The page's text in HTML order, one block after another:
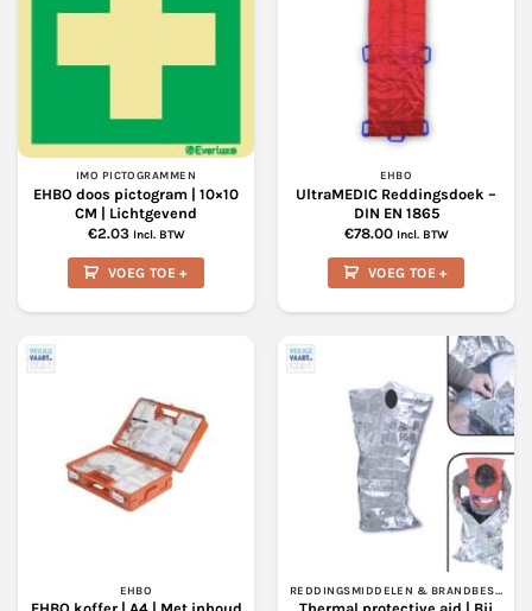
IMO PICTOGRAMMEN
EHBO doos pictogram | 10×10
CM | Lichtgevend
€2.03 Incl. BTW
VOEG TOE +
EHBO
UltraMEDIC Reddingsdoek –
DIN EN 1865
€78.00 Incl. BTW
VOEG TOE +
EHBO REDDINGSMIDDELEN & BRANDBESTRIJDING